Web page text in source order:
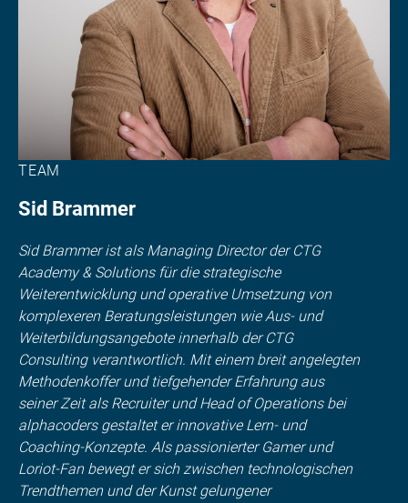
TEAM
Sid Brammer
Sid Brammer ist als Managing Director der CTG
Academy & Solutions für die strategische
Weiterentwicklung und operative Umsetzung von
komplexeren Beratungsleistungen wie Aus- und
Weiterbildungsangebote innerhalb der CTG
Consulting verantwortlich. Mit einem breit angelegten
Methodenkoffer und tiefgehender Erfahrung aus
seiner Zeit als Recruiter und Head of Operations bei
alphacoders gestaltet er innovative Lern- und
Coaching-Konzepte. Als passionierter Gamer und
Loriot-Fan bewegt er sich zwischen technologischen
Trendthemen und der Kunst gelungener